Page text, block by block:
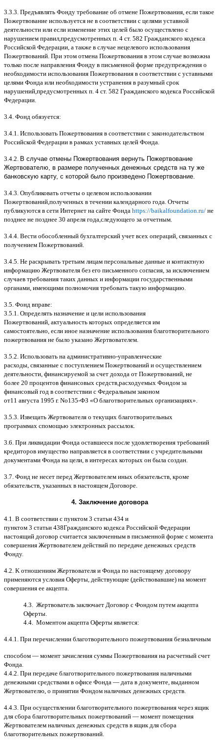
3.3.3. Предъявлять Фонду требование об отмене Пожертвования если такое
Пожертвование используется не в соответствии с целями уставной
деятельности или если изменение этих целей было осуществлено с
нарушением правил предусмотренных п . 4 ст. 582 Гражданского кодекса
Российской Федерации а также в случае нецелевого использования
Пожертвований При этом отмена Пожертвования в этом случае возможна
только после направления Фонду в письменной форме предупреждения о
необходимости использования Пожертвования в соответствии с уставными
целями Фонда или необходимости устранения в разумный срок
нарушений предусмотренных п . 4 ст. 582 Гражданского кодекса Российской
Федерации
3.4. Фонд обязуется:
3.4.1. Использовать Пожертвования в соответствии с законодательством
Российской Федерации в рамках уставных целей Фонда
3.4.2. В случае отмены Пожертвования вернуть Пожертвование
Жертвователю, в размере полученных денежных средств на ту же
банковскую карту, с которой было произведено Пожертвование.
3.4.3. Опубликовать отчеты о целевом использовании
Пожертвований полученных в течении календарного года Отчеты
публикуются в сети Интернет на сайте Фонда https://baikalfoundation.ru/ не
позднее не позднее 30 апреля года следующего за отчетным
3.4.4. Вести обособленный бухгалтерский учет всех операций связанных с
получением Пожертвований
3.4.5. Не раскрывать третьим лицам персональные данные и контактную
информацию Жертвователя без его письменного согласия за исключением
случаев требования таких данных и информации государственными
органами имеющими полномочия требовать такую информацию
3.5. Фонд вправе:
3.5.1. Определять назначение и цели использования
Пожертвований актуальность которых определяется им
самостоятельно если иное назначение использования благотворительного
пожертвования не было указано Жертвователем
3.5.2. Использовать на административно-управленческие
расходы связанные с поступлением Пожертвований и осуществлением
деятельности финансируемой за счет дохода от Пожертвований не
более 20 процентов финансовых средств расходуемых Фондом за
финансовый год в соответствии с Федеральным законом
от11 августа 1995 г. No135-ФЗ «О благотворительных организациях».
3.5.3. Извещать Жертвователя o текущих благотворительных
программах cпомощью электронных рассылок
3.6. При ликвидации Фонда оставшееся после удовлетворения требований
кредиторов имущество направляется в соответствии с учредительными
документами Фонда на цели в интересах которых он была создан
3.7. Фонд не несет перед Жертвователем иных обязательств кроме
обязательств указанных в настоящем Договоре
4. Заключение договора
4.1. B соответствии с пунктом 3 статьи 434 и
пунктом 3 статьи 438Гражданского кодекса Российской Федерации
настоящий договор считается заключенным в письменной форме c момента
совершения Жертвователем действий по передаче денежных средств
Фонду.
4.2. K отношениям Жертвователя и Фонда по настоящему договору
применяются условия Оферты действующие (действовавшие) на момент
совершения ее акцепта
4.3. Жертвователь заключает Договор c Фондом путем акцепта
Оферты
4.4. Моментом акцепта Оферты является:
4.4.1. При перечислении благотворительного пожертвования безналичным
способом — момент зачисления суммы Пожертвования на расчетный счет
Фонда
4.4.2. При передаче благотворительного пожертвования наличными
денежными средствами в офисе Фонда — дата в документе выданном
Жертвователю o принятии Фондом наличных денежных средств
4.4.3. При осуществлении благотворительного пожертвования через ящик
для сбора благотворительных пожертвований — момент помещения
Жертвователем наличных денежных средств в ящик для сбора
благотворительных пожертвований